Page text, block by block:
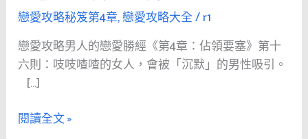
戀愛攻略秘笈第4章,戀愛攻略大全/r1
戀愛攻略男人的戀愛勝經《第4章：佔領要塞》第十
六則：吱吱喳喳的女人，會被「沉默」的男性吸引。
[…]
的
戀
愛
勝
經
《第
4
閱讀全文 »